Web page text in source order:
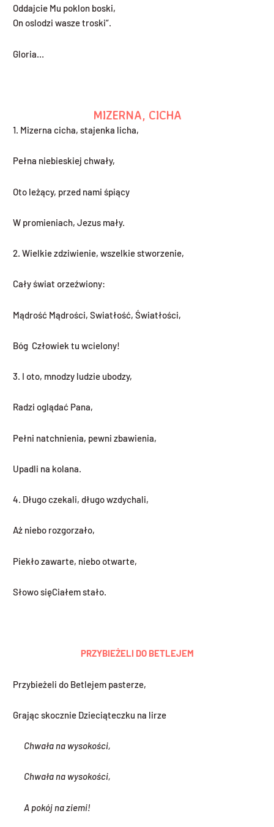
Oddajcie Mu poklon boski,
On oslodzi wasze troski“.
Gloria…
MIZERNA, CICHA
1. Mizerna cicha, stajenka licha,
Pełna niebieskiej chwały,
Oto leżący, przed nami śpiący
W promieniach, Jezus mały.
2. Wielkie zdziwienie, wszelkie stworzenie,
Cały świat orzeźwiony:
Mądrość Mądrości, Swiatłość, Światłości,
Bóg Człowiek tu wcielony!
3. I oto, mnodzy ludzie ubodzy,
Radzi oglądać Pana,
Pełni natchnienia, pewni zbawienia,
Upadli na kolana.
4. Długo czekali, długo wzdychali,
Aż niebo rozgorzało,
Piekło zawarte, niebo otwarte,
Słowo sięCiałem stało.
PRZYBIEŻELI DO BETLEJEM
Przybieżeli do Betlejem pasterze,
Grając skocznie Dzieciąteczku na lirze
Chwała na wysokości,
Chwała na wysokości,
A pokój na ziemi!